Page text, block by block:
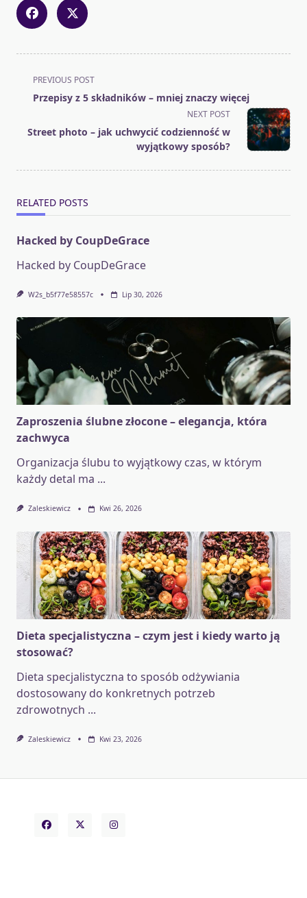
<span
class="nav-
screen-
PREVIOUS POST
Przepisy z 5 składników – mniej znaczy więcej
NEXT POST
Street photo – jak uchwycić codzienność w
wyjątkowy sposób?
RELATED POSTS
Hacked by CoupDeGrace
Hacked by CoupDeGrace
W2s_b5f77e58557c Lip 30, 2026
Zaproszenia ślubne złocone – elegancja, która
zachwyca
Organizacja ślubu to wyjątkowy czas, w którym
każdy detal ma ...
Zaleskiewicz Kwi 26, 2026
Dieta specjalistyczna – czym jest i kiedy warto ją
stosować?
Dieta specjalistyczna to sposób odżywiania
dostosowany do konkretnych potrzeb
zdrowotnych ...
Zaleskiewicz Kwi 23, 2026